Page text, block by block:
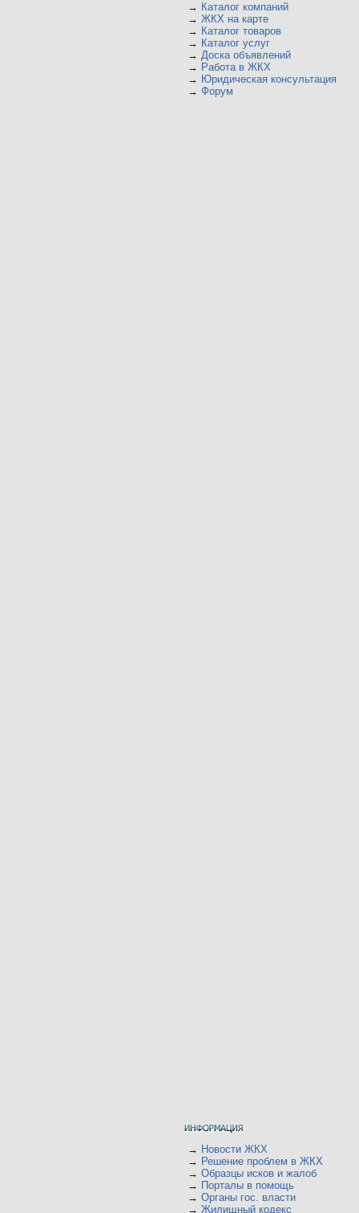
→ Каталог компаний
→ ЖКХ на карте
→ Каталог товаров
→ Каталог услуг
→ Доска объявлений
→ Работа в ЖКХ
→ Юридическая консультация
→ Форум
→ Новости ЖКХ
→ Решение проблем в ЖКХ
→ Образцы исков и жалоб
→ Порталы в помощь
→ Органы гос. власти
→ Жилищный кодекс